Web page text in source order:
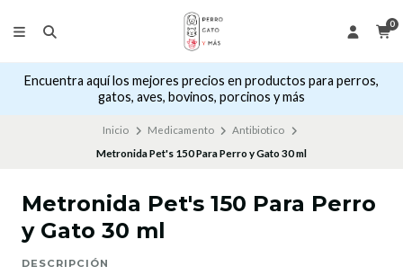
0
Encuentra aquí los mejores precios en productos para perros,
gatos, aves, bovinos, porcinos y más
Inicio Medicamento
Antibiotico
Metronida Pet's 150 Para Perro y Gato 30 ml
Metronida Pet's 150 Para Perro
y Gato 30 ml
DESCRIPCIÓN